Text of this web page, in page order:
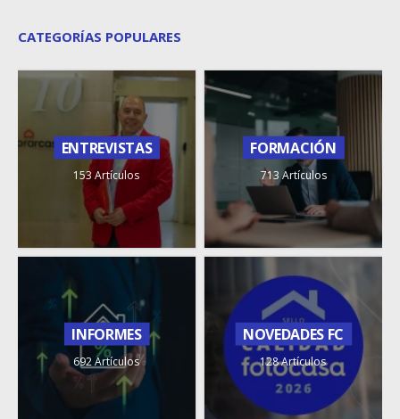
CATEGORÍAS POPULARES
ENTREVISTAS
153 Artículos
FORMACIÓN
713 Artículos
INFORMES
692 Artículos
NOVEDADES FC
128 Artículos